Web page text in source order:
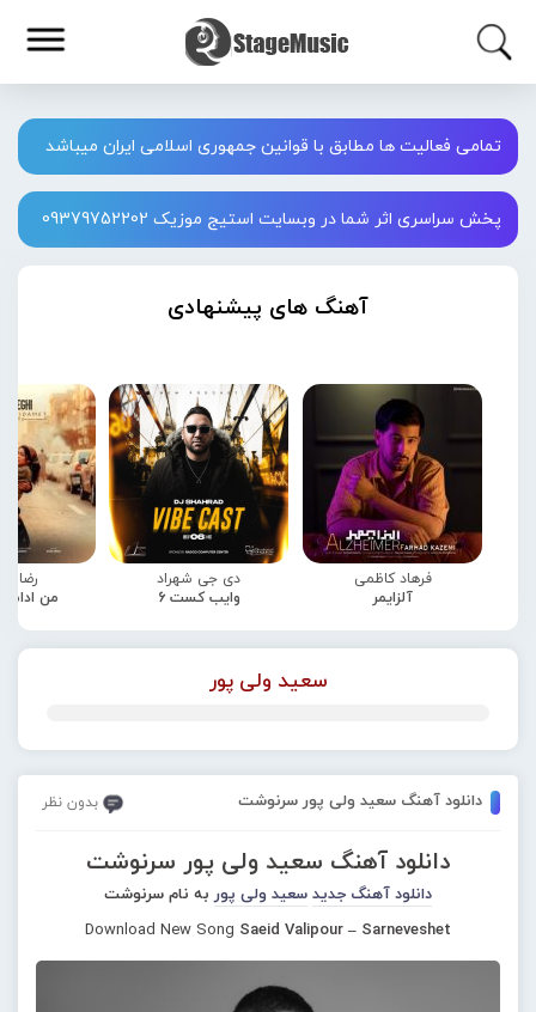
تمامی فعالیت ها مطابق با قوانین جمهوری اسلامی ایران میباشد
پخش سراسری اثر شما در وبسایت استیج موزیک 09379752202
آهنگ های پیشنهادی
فرهاد کاظمی
آلزایمر
دی جی شهراد
وایب کست 6
رضا
من
سعید ولی پور
دانلود آهنگ سعید ولی پور سرنوشت بدون نظر
دانلود آهنگ سعید ولی پور سرنوشت
دانلود آهنگ جدید سعید ولی پور به نام سرنوشت
Download New Song Saeid Valipour – Sarneveshet